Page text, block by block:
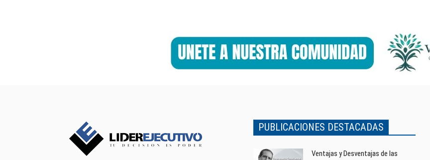
PUBLICACIONES DESTACADAS
Ventajas y Desventajas de las